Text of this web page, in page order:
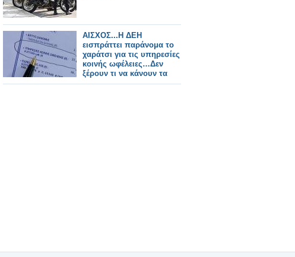
ΑΙΣΧΟΣ...Η ΔΕΗ
εισπράττει παράνομα το
χαράτσι για τις υπηρεσίες
κοινής ωφέλειες…Δεν
ξέρουν τι να κάνουν τα
2δισ.